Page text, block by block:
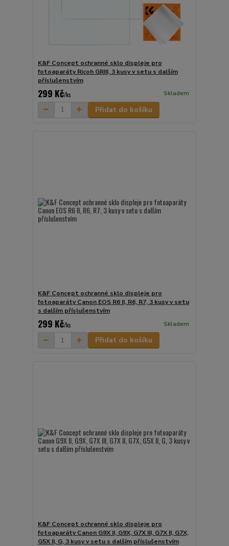
K&F Concept ochranné sklo displeje pro
fotoaparáty Ricoh GRIII, 3 kusy v setu s dalším
příslušenstvím
299 Kč/ks Skladem
Přidat do košíku
K&F Concept ochranné sklo displeje pro
fotoaparáty Canon EOS R6 II, R6, R7, 3 kusy v setu
s dalším příslušenstvím
299 Kč/ks Skladem
Přidat do košíku
K&F Concept ochranné sklo displeje pro
fotoaparáty Canon G9X II, G9X, G7X III, G7X II, G7X,
G5X II, G, 3 kusy v setu s dalším příslušenstvím